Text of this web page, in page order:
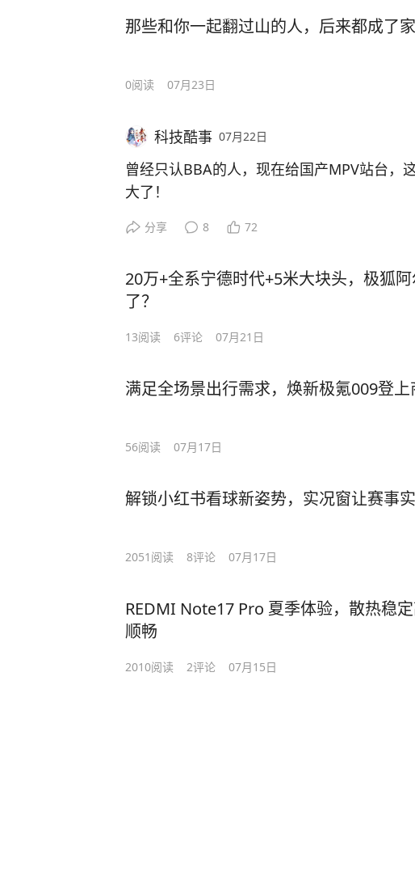
那些和你一起翻过山的人，后来都成了
0阅读 07月23日
科技酷事 07月22日
曾经只认BBA的人，现在给国产MPV站台，
大了！
刷到零跑D99交付视频的时候，看到车主是陈
结果往下看，我被打脸了。人家压根不是我想
选国产”的路数——车库里A8L停得好好的，这
我当时就愣住了。A8L都不够用？还要再添一
用D99，去哪都开它。
不就是在说A8L往后排了吗？
车。朱江明亲自到场交车，两个人坐在后排
舱，陈晓锋的表情不是客气捧场，是真的觉得
个圈层的逻辑特别简单：陈晓锋选了，那就值
选择让我觉得，我以前的想法可能太幼稚了
是“这车开出去有没有排面”，想的是“这车能
双芯智能座舱、五星全域安全，传统豪华
能实用三件套，D99全给整上了。一个曾经
分享 8 72
20万+全系宁德时代+5米大块头，极狐
了？
13阅读 6评论 07月21日
满足全场景出行需求，焕新极氪009登
56阅读 07月17日
解锁小红书看球新姿势，实况窗让赛事
2051 阅读 8评论 07月17日
REDMI Note17 Pro 夏季体验，散热稳
顺畅
2010阅读 2评论 07月15日